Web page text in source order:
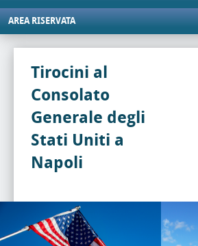
AREA RISERVATA
Tirocini al
Consolato
Generale degli
Stati Uniti a
Napoli